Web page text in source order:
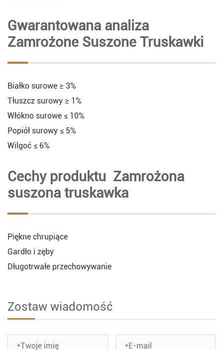
Gwarantowana analiza
Zamrożone Suszone Truskawki
Białko surowe ≥ 3%
Tłuszcz surowy ≥ 1%
Włókno surowe ≤ 10%
Popiół surowy ≤ 5%
Wilgoć ≤ 6%
Cechy produktu Zamrożona
suszona truskawka
Piękne chrupiące
Gardło i zęby
Długotrwałe przechowywanie
Zostaw wiadomość